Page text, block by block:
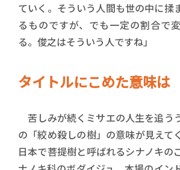
ていく。そういう人間も世の中に揉
るものですが、でも一定の割合で
る。俊之はそういう人ですね」
タイトルにこめた意味は
苦しみが続くミサエの人生を追う
の「絞め殺しの樹」の意味が見えて
日本で菩提樹と呼ばれるシナノキの